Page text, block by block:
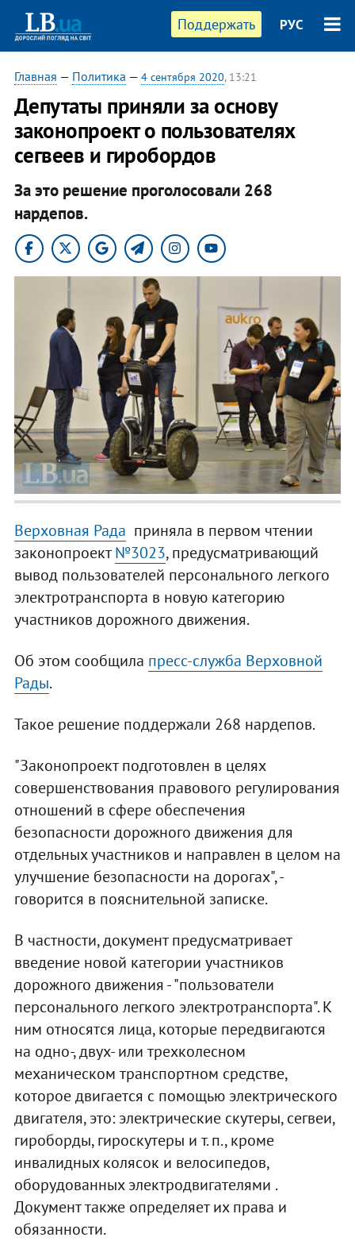
Поддержать РУС
Главная — Политика — 4 сентября 2020, 13:21
Депутаты приняли за основу
законопроект о пользователях
сегвеев и гиробордов
За это решение проголосовали 268
нардепов.
Верховная Рада приняла в первом чтении
законопроект№3023, предусматривающий
вывод пользователей персонального легкого
электротранспорта в новую категорию
участников дорожного движения.
Об этом сообщила пресс-служба Верховной
Рады.
Такое решение поддержали 268 нардепов.
"Законопроект подготовлен в целях
совершенствования правового регулирования
отношений в сфере обеспечения
безопасности дорожного движения для
отдельных участников и направлен в целом на
улучшение безопасности на дорогах", -
говорится в пояснительной записке.
В частности, документ предусматривает
введение новой категории участников
дорожного движения - "пользователи
персонального легкого электротранспорта". К
ним относятся лица, которые передвигаются
на одно-, двух- или трехколесном
механическом транспортном средстве,
которое двигается с помощью электрического
двигателя, это: электрические скутеры, сегвеи,
гироборды, гироскутеры и т. п., кроме
инвалидных колясок и велосипедов,
оборудованных электродвигателями .
Документ также определяет их права и
обязанности.